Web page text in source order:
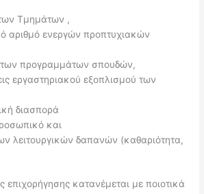
Τμημάτων ,
αριθμό ενεργών προπτυχιακών
των προγραμμάτων σπουδών,
εργαστηριακού εξοπλισμού των
διασπορά
και
λειτουργικών δαπανών (καθαριότητα,
επιχορήγησης κατανέμεται με ποιοτικά